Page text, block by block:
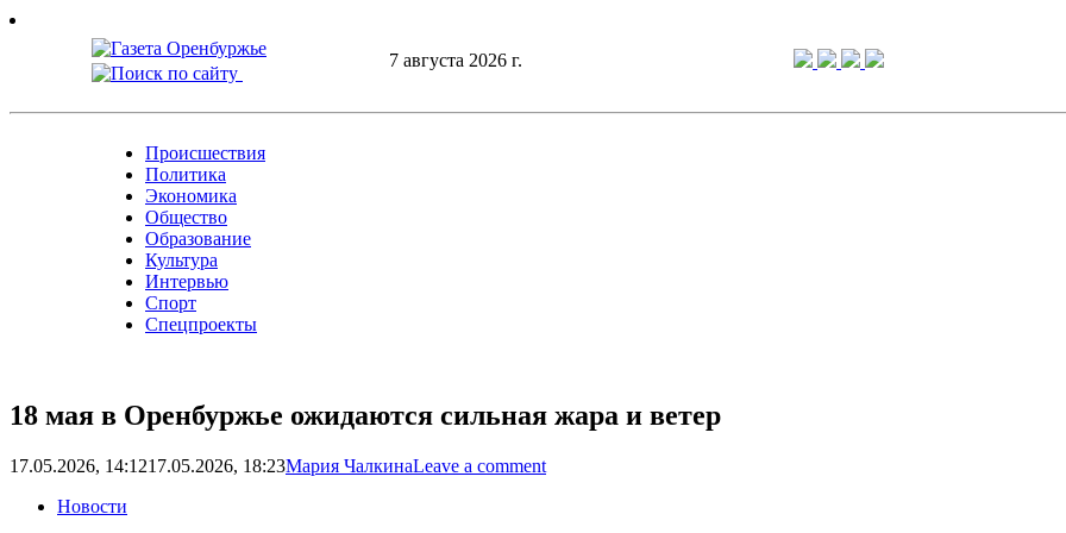
Skip
7 августа 2026 г.
Происшествия
Политика
Экономика
Общество
Образование
Культура
Интервью
Спорт
Спецпроекты
18 мая в Оренбуржье ожидаются сильная жара и ветер
17.05.2026, 14:1217.05.2026, 18:23Мария ЧалкинаLeave a comment
Новости